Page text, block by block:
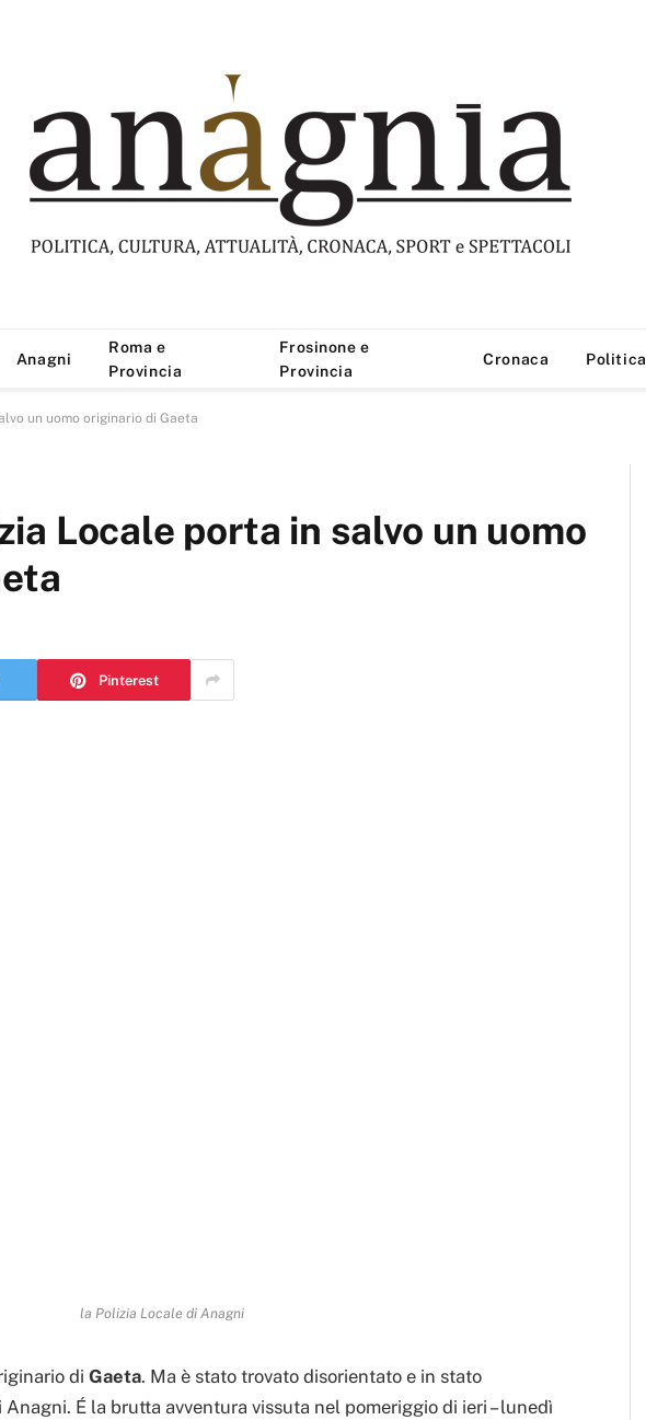
Anagni
Roma e
Provincia
Frosinone e
Provincia
Cronaca Politica
un uomo originario di Gaeta
Locale porta in salvo un uomo
Pinterest
la Polizia Locale di Anagni
di Gaeta. Ma è stato trovato disorientato e in stato
É la brutta avventura vissuta nel pomeriggio di ieri – lunedì